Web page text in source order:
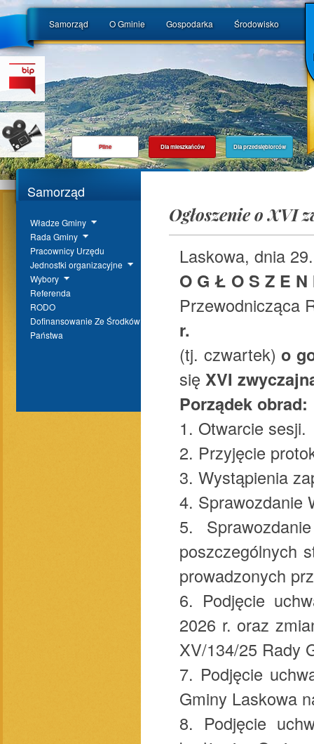
Samorząd O Gminie Gospodarka Środowisko
Pilne Dla mieszkańców Dla przedsiębiorców
Samorząd
Władze Gminy
Rada Gminy
Pracownicy Urzędu
Jednostki organizacyjne
Wybory
Referenda
RODO
Dofinansowanie Ze Środków Budżetu
Państwa
Ogłoszenie o XVI
Laskowa, dnia
O G Ł O S Z E N
Przewodnicząca
r.
(tj. czwartek) o
się XVI
Porządek obrad:
1. Otwarcie sesji.
2. Przyjęcie
3. Wystąpienia
4. Sprawozdanie
5.
poszczególnych
prowadzonych
6. Podjęcie
2026 r. oraz
XV/134/25 Rady
7. Podjęcie
Gminy Laskowa
8. Podjęcie